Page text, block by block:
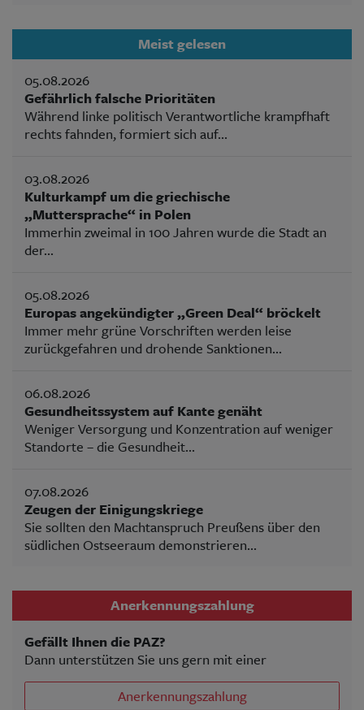
Meist gelesen
05.08.2026
Gefährlich falsche Prioritäten
Während linke politisch Verantwortliche krampfhaft
rechts fahnden, formiert sich auf...
03.08.2026
Kulturkampf um die griechische
„Muttersprache“ in Polen
Immerhin zweimal in 100 Jahren wurde die Stadt an
der...
05.08.2026
Europas angekündigter „Green Deal“ bröckelt
Immer mehr grüne Vorschriften werden leise
zurückgefahren und drohende Sanktionen...
06.08.2026
Gesundheitssystem auf Kante genäht
Weniger Versorgung und Konzentration auf weniger
Standorte – die Gesundheit...
07.08.2026
Zeugen der Einigungskriege
Sie sollten den Machtanspruch Preußens über den
südlichen Ostseeraum demonstrieren...
Anerkennungszahlung
Gefällt Ihnen die PAZ?
Dann unterstützen Sie uns gern mit einer
Anerkennungszahlung